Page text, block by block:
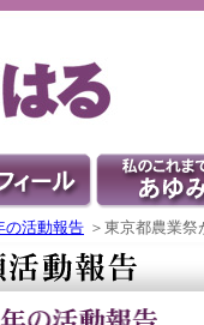
の活動報告 ＞東京都農業